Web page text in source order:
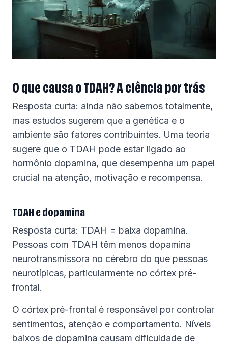
O que causa o TDAH? A ciência por trás
Resposta curta: ainda não sabemos totalmente,
mas estudos sugerem que a genética e o
ambiente são fatores contribuintes. Uma teoria
sugere que o TDAH pode estar ligado ao
hormônio dopamina, que desempenha um papel
crucial na atenção, motivação e recompensa.
TDAH e dopamina
Resposta curta: TDAH = baixa dopamina.
Pessoas com TDAH têm menos dopamina
neurotransmissora no cérebro do que pessoas
neurotípicas, particularmente no córtex pré-
frontal.
O córtex pré-frontal é responsável por controlar
sentimentos, atenção e comportamento. Níveis
baixos de dopamina causam dificuldade de